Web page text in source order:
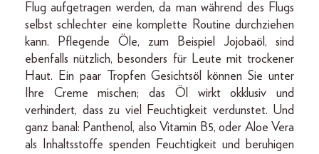
Flug aufgetragen werden, da man während des Flugs
selbst schlechter eine komplette Routine durchziehen
kann. Pflegende Öle, zum Beispiel Jojobaöl, sind
ebenfalls nützlich, besonders für Leute mit trockener
Haut. Ein paar Tropfen Gesichtsöl können Sie unter
Ihre Creme mischen; das Öl wirkt okklusiv und
verhindert, dass zu viel Feuchtigkeit verdunstet. Und
ganz banal: Panthenol, also Vitamin B5, oder Aloe Vera
als Inhaltsstoffe spenden Feuchtigkeit und beruhigen